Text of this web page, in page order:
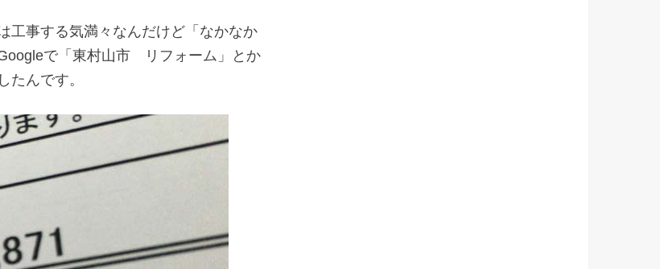
工事する気満々なんだけど「なかなか
で「東村山市 リフォーム」とか
たんです。